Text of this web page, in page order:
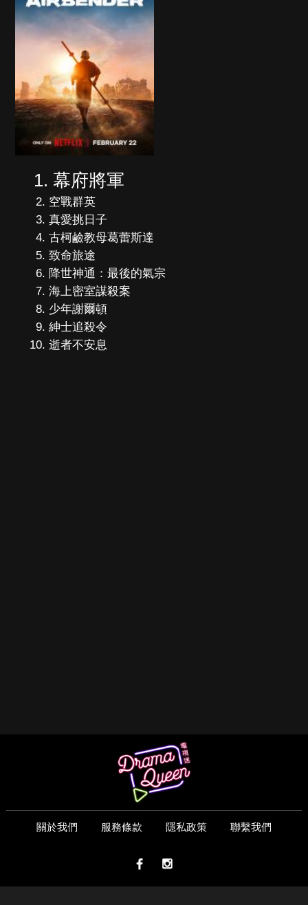
幕府將軍
空戰群英
真愛挑日子
古柯鹼教母葛蕾斯達
致命旅途
降世神通：最後的氣宗
海上密室謀殺案
少年謝爾頓
紳士追殺令
逝者不安息
關於我們 服務條款 隱私政策 聯繫我們